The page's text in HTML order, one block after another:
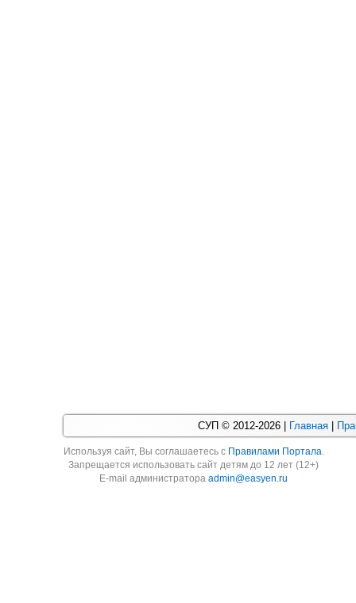
СУП © 2012-2026 | Главная
Используя cайт, Вы соглашаетесь с Правилами Портала.
Запрещается использовать сайт детям до 12 лет (12+)
E-mail администратораadmin@easyen.ru